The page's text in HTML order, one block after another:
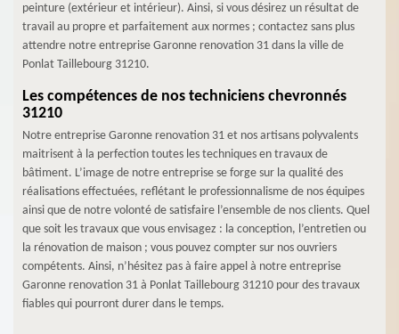
peinture (extérieur et intérieur). Ainsi, si vous désirez un résultat de
travail au propre et parfaitement aux normes ; contactez sans plus
attendre notre entreprise Garonne renovation 31 dans la ville de
Ponlat Taillebourg 31210.
Les compétences de nos techniciens chevronnés
31210
Notre entreprise Garonne renovation 31 et nos artisans polyvalents
maitrisent à la perfection toutes les techniques en travaux de
bâtiment. L’image de notre entreprise se forge sur la qualité des
réalisations effectuées, reflétant le professionnalisme de nos équipes
ainsi que de notre volonté de satisfaire l’ensemble de nos clients. Quel
que soit les travaux que vous envisagez : la conception, l’entretien ou
la rénovation de maison ; vous pouvez compter sur nos ouvriers
compétents. Ainsi, n’hésitez pas à faire appel à notre entreprise
Garonne renovation 31 à Ponlat Taillebourg 31210 pour des travaux
fiables qui pourront durer dans le temps.